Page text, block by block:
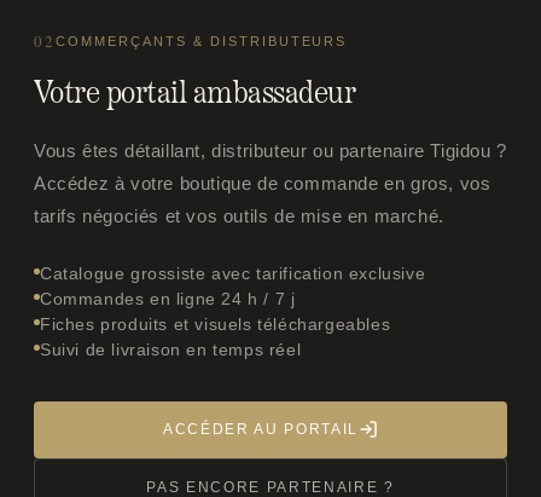
02 COMMERÇANTS & DISTRIBUTEURS
Votre portail ambassadeur
Vous êtes détaillant, distributeur ou partenaire Tigidou ?
Accédez à votre boutique de commande en gros, vos
tarifs négociés et vos outils de mise en marché.
Catalogue grossiste avec tarification exclusive
Commandes en ligne 24 h / 7 j
Fiches produits et visuels téléchargeables
Suivi de livraison en temps réel
ACCÉDER AU PORTAIL
PAS ENCORE PARTENAIRE ?